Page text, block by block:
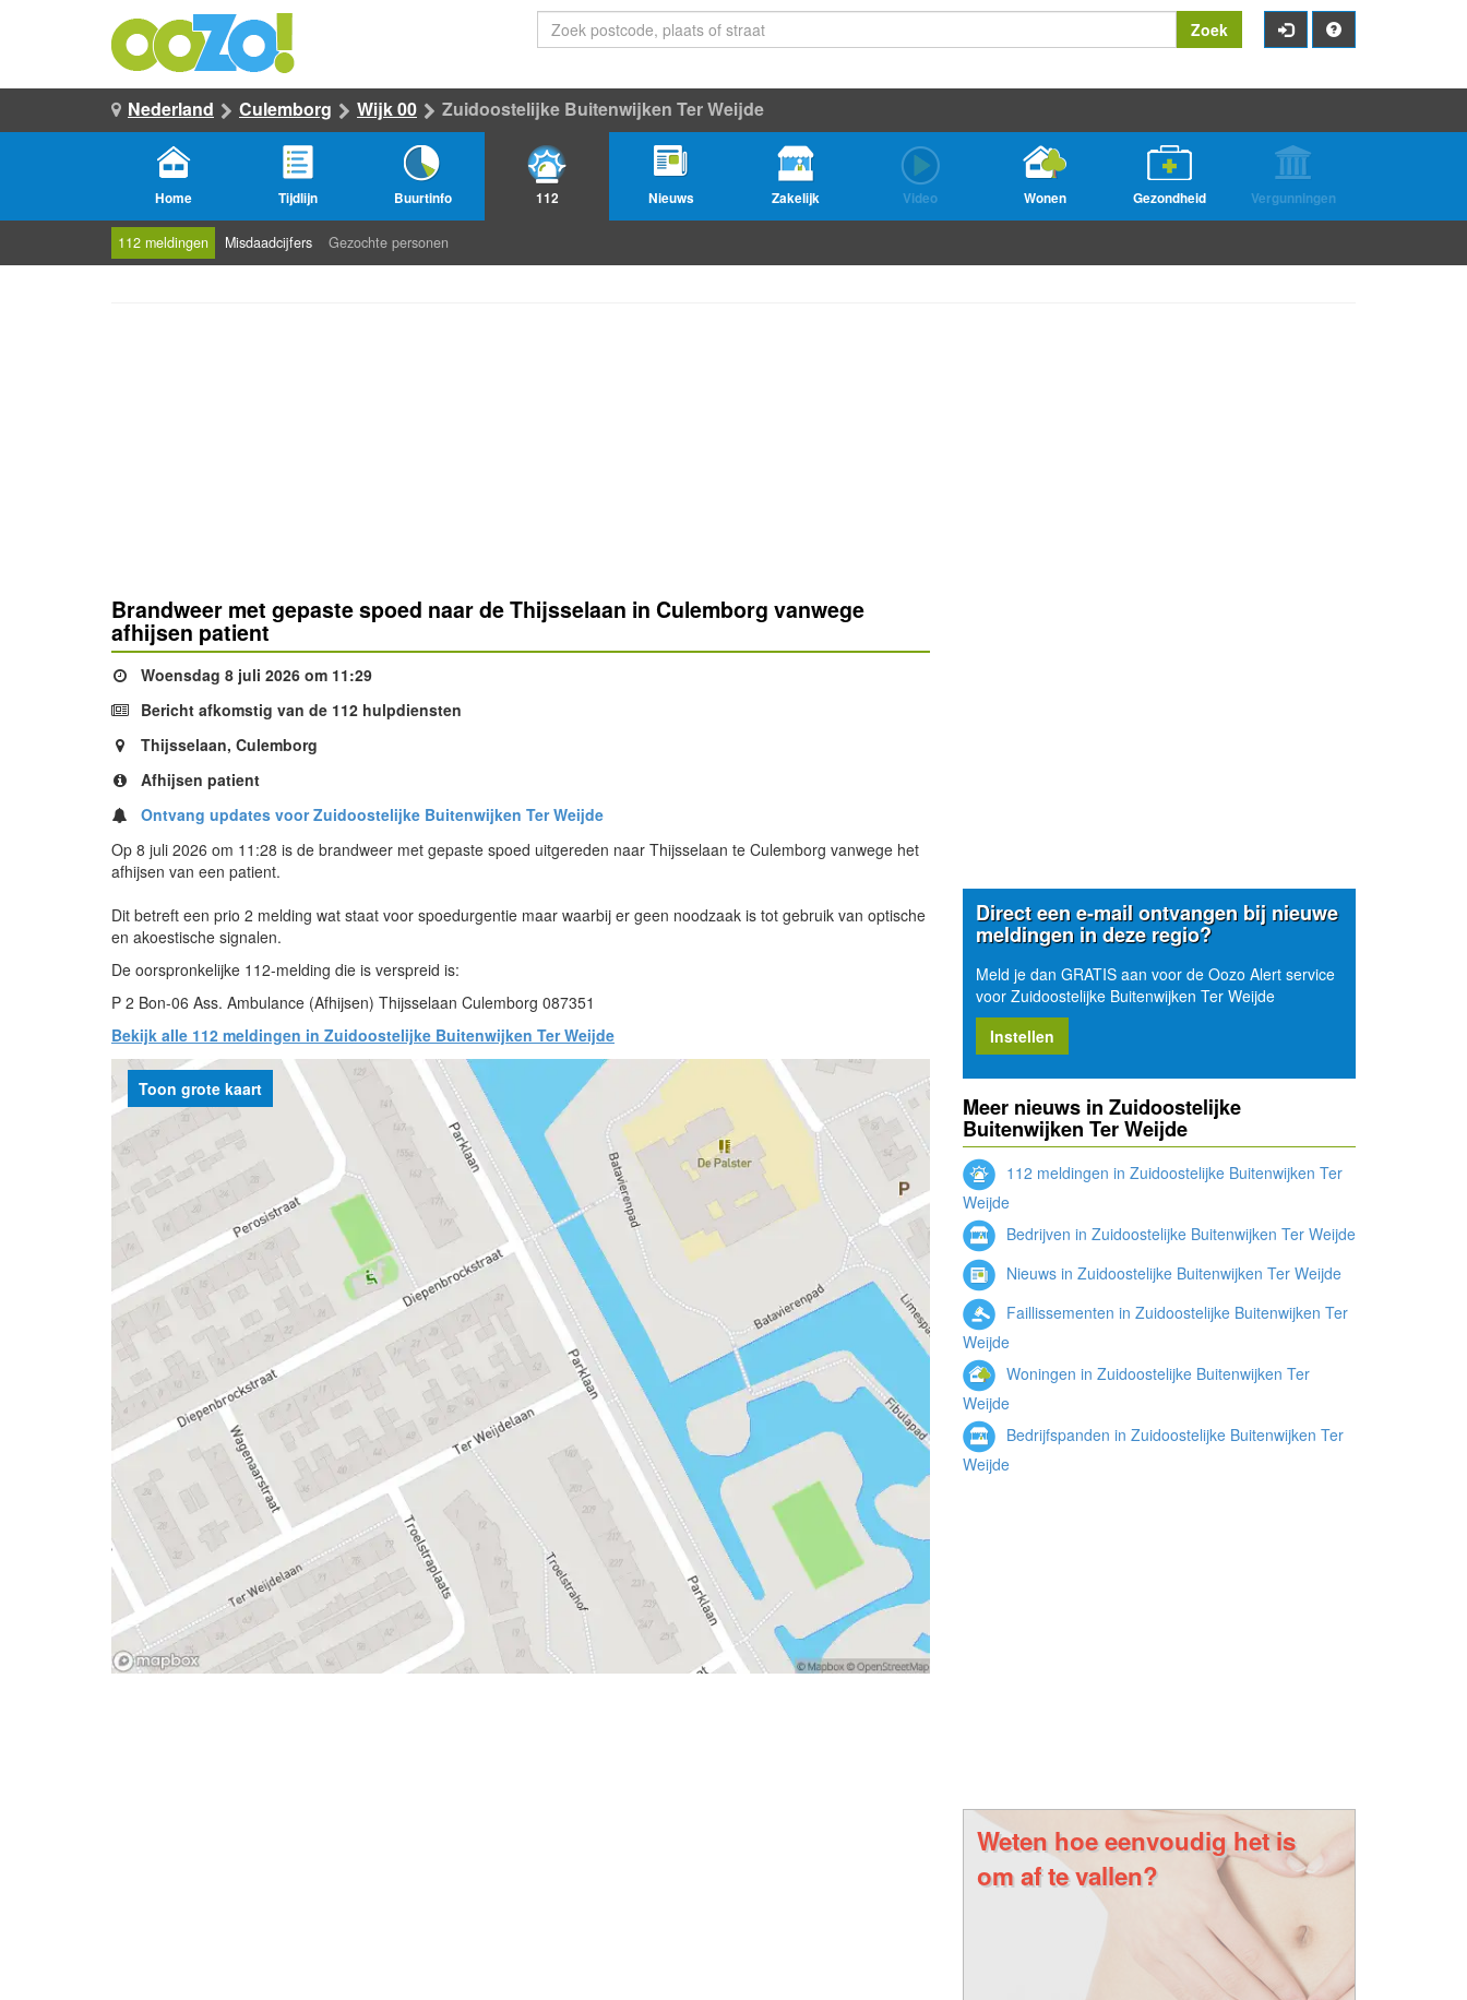
Zoek
Nederland Culemborg Wijk 00 Zuidoostelijke Buitenwijken Ter Weijde
Home Tijdlijn Buurtinfo 112 Nieuws Zakelijk Video Wonen Gezondheid Vergunningen
112 meldingen Misdaadcijfers Gezochte personen
Brandweer met gepaste spoed naar de Thijsselaan in Culemborg vanwege
afhijsen patient
Woensdag 8 juli 2026 om 11:29
Bericht afkomstig van de 112 hulpdiensten
Thijsselaan, Culemborg
Afhijsen patient
Ontvang updates voor Zuidoostelijke Buitenwijken Ter Weijde
Op 8 juli 2026 om 11:28 is de brandweer met gepaste spoed uitgereden naar Thijsselaan te Culemborg vanwege het
afhijsen van een patient.
Dit betreft een prio 2 melding wat staat voor spoedurgentie maar waarbij er geen noodzaak is tot gebruik van optische
en akoestische signalen.
De oorspronkelijke 112-melding die is verspreid is:
P 2 Bon-06 Ass. Ambulance (Afhijsen) Thijsselaan Culemborg 087351
Bekijk alle 112 meldingen in Zuidoostelijke Buitenwijken Ter Weijde
Toon grote kaart
Direct een e-mail ontvangen bij nieuwe
meldingen in deze regio?
Meld je dan GRATIS aan voor de Oozo Alert service
voor Zuidoostelijke Buitenwijken Ter Weijde
Instellen
Meer nieuws in Zuidoostelijke
Buitenwijken Ter Weijde
112 meldingen in Zuidoostelijke Buitenwijken Ter
Weijde
Bedrijven in Zuidoostelijke Buitenwijken Ter Weijde
Nieuws in Zuidoostelijke Buitenwijken Ter Weijde
Faillissementen in Zuidoostelijke Buitenwijken Ter
Weijde
Woningen in Zuidoostelijke Buitenwijken Ter
Weijde
Bedrijfspanden in Zuidoostelijke Buitenwijken Ter
Weijde
Weten hoe eenvoudig het is
om af te vallen?